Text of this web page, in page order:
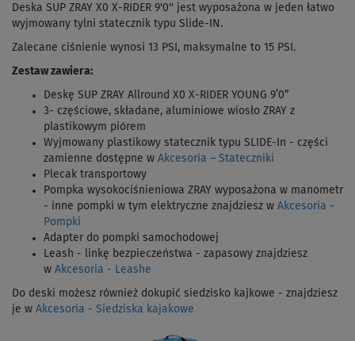
Deska SUP ZRAY X0 X-RIDER 9'0'' jest wyposażona w jeden łatwo
wyjmowany tylni statecznik typu Slide-IN.
Zalecane ciśnienie wynosi 13 PSI, maksymalne to 15 PSI.
Zestaw zawiera:
Deskę SUP ZRAY Allround X0 X-RIDER YOUNG 9’0”
3- częściowe, składane, aluminiowe wiosło ZRAY z
plastikowym piórem
Wyjmowany plastikowy statecznik typu SLIDE-In - części
zamienne dostępne w Akcesoria – Stateczniki
Plecak transportowy
Pompka wysokociśnieniowa ZRAY wyposażona w manometr
- inne pompki w tym elektryczne znajdziesz w Akcesoria -
Pompki
Adapter do pompki samochodowej
Leash - linkę bezpieczeństwa - zapasowy znajdziesz
w Akcesoria - Leashe
Do deski możesz również dokupić siedzisko kajkowe - znajdziesz
je w Akcesoria - Siedziska kajakowe